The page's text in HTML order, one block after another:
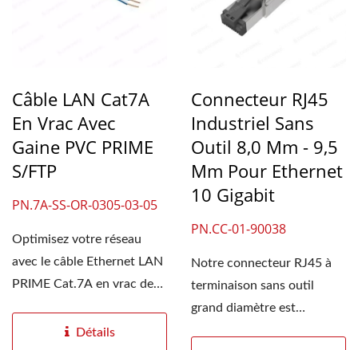
Câble LAN Cat7A
En Vrac Avec
Gaine PVC PRIME
S/FTP
PN.7A-SS-OR-0305-03-05
Optimisez votre réseau
avec le câble Ethernet LAN
PRIME Cat.7A en vrac de
Détails
Connecteur RJ45
Industriel Sans
Outil 8,0 Mm - 9,5
Mm Pour Ethernet
10 Gigabit
PN.CC-01-90038
Notre connecteur RJ45 à
terminaison sans outil
grand diamètre est